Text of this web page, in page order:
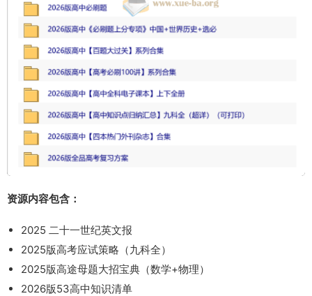
资源内容包含：
2025 二十一世纪英文报
2025版高考应试策略（九科全）
2025版高途母题大招宝典（数学+物理）
2026版53高中知识清单